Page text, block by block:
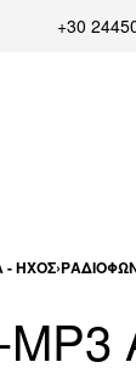
+30
- ΉΧΟΣ›